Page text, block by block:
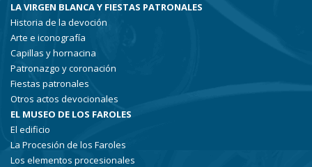
LA VIRGEN BLANCA Y FIESTAS PATRONALES
Historia de la devoción
Arte e iconografía
Capillas y hornacina
Patronazgo y coronación
Fiestas patronales
Otros actos devocionales
EL MUSEO DE LOS FAROLES
El edificio
La Procesión de los Faroles
Los elementos procesionales